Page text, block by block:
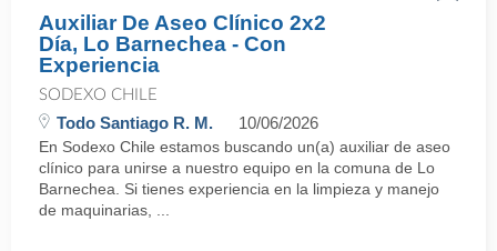
Auxiliar De Aseo Clínico 2x2
Día, Lo Barnechea - Con
Experiencia
SODEXO CHILE
Todo Santiago R. M. 10/06/2026
En Sodexo Chile estamos buscando un(a) auxiliar de aseo
clínico para unirse a nuestro equipo en la comuna de Lo
Barnechea. Si tienes experiencia en la limpieza y manejo
de maquinarias, ...